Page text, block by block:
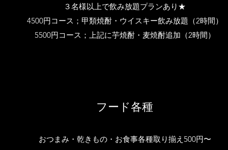
３名様以上で飲み放題プランあり★
4500円コース；甲類焼酎・ウイスキー飲み放題（2時間）
5500円コース；上記に芋焼酎・麦焼酎追加（2時間）
フード各種
おつまみ・乾きもの・お食事各種取り揃え500円〜